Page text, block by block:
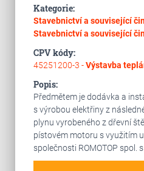
Kategorie:
Stavebnictví a související
Stavebnictví a související
CPV kódy:
45251200-3 -Výstavba
Popis:
Předmětem je dodávka a
s výrobou elektřiny z
plynu vyrobeného z dřevní
pístovém motoru s využitím
společnosti ROMOTOP spol. s